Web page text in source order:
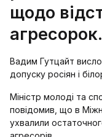
щодо
агресорок.
Вадим Гутцайт
допуску росіян і
Міністр молоді та
повідомив, що в
ухвалили